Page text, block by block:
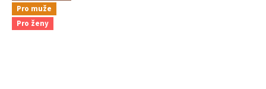
Pro muže
Pro ženy